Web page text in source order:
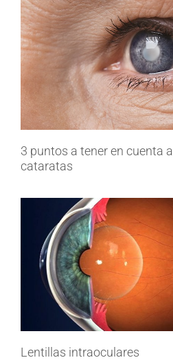
3 puntos a tener en cuenta
cataratas
Lentillas intraoculares